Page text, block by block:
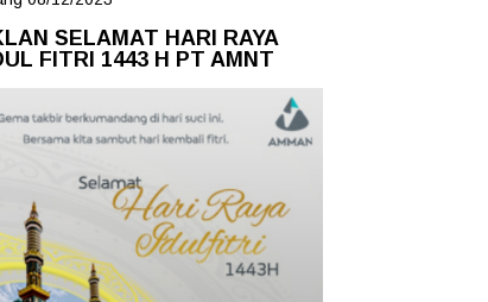
SELAMAT HARI RAYA
FITRI 1443 H PT AMNT